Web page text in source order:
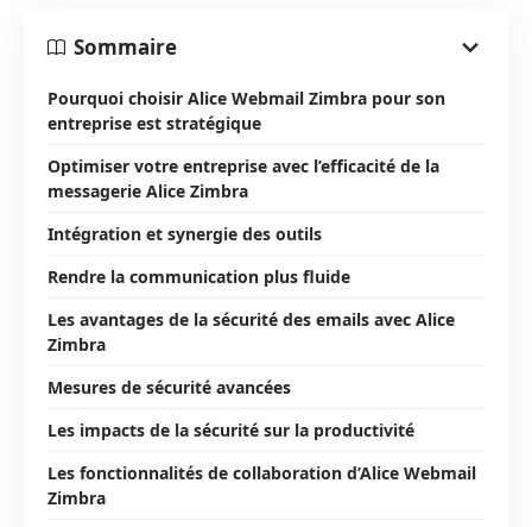
Sommaire
Pourquoi choisir Alice Webmail Zimbra pour son
entreprise est stratégique
Optimiser votre entreprise avec l’efficacité de la
messagerie Alice Zimbra
Intégration et synergie des outils
Rendre la communication plus fluide
Les avantages de la sécurité des emails avec Alice
Zimbra
Mesures de sécurité avancées
Les impacts de la sécurité sur la productivité
Les fonctionnalités de collaboration d’Alice Webmail
Zimbra